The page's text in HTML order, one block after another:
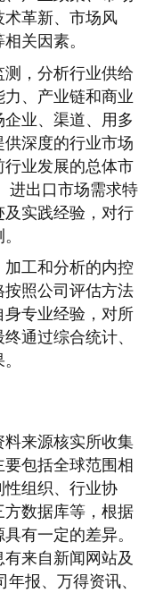
革新、市场风
关因素。
，分析行业供给
、产业链和商业
业、渠道、用多
深度的行业市场
业发展的总体市
进出口市场需求特
实践经验，对行
工和分析的内控
照公司评估方法
专业经验，对所
通过综合统计、
来源核实所收集
包括全球范围相
组织、行业协
数据库等，根据
有一定的差异。
来自新闻网站及
报、万得资讯、